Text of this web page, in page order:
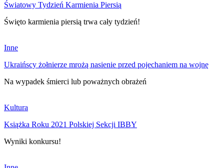
Światowy Tydzień Karmienia Piersią
Święto karmienia piersią trwa cały tydzień!
Inne
Ukraińscy żołnierze mrożą nasienie przed pojechaniem na wojnę
Na wypadek śmierci lub poważnych obrażeń
Kultura
Książka Roku 2021 Polskiej Sekcji IBBY
Wyniki konkursu!